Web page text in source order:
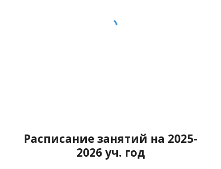
Расписание занятий на 2025-
2026уч. год